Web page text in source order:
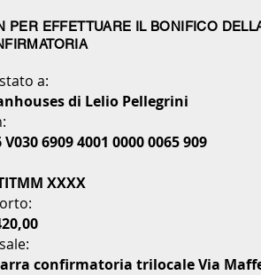
PER EFFETTUARE IL BONIFICO
a:
di Lelio Pellegrini
V030 6909 4001 0000 0065 909
XXXX
confirmatoria trilocale Via